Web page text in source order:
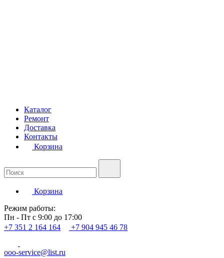
Каталог
Ремонт
Доставка
Контакты
Корзина
Корзина
Режим работы:
Пн - Пт с 9:00 до 17:00
+7 351 2 164 164
+7 904 945 46 78
ooo-service@list.ru